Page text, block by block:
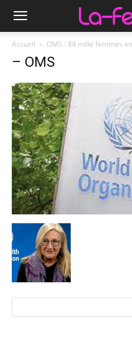
Accueil OMS : 84 mille femmes
– OMS